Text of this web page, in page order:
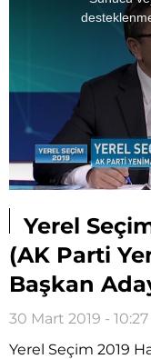
Yerel
(AK Parti
Başkan
30 Mart 2019 - 10:27
Yerel Seçim 2019